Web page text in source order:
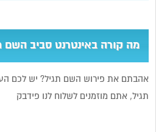
מה קורה באינטרנט סביב השם
אהבתם את פירוש השם תגיל? יש לכם
תגיל, אתם מוזמנים לשלוח לנו פידבק